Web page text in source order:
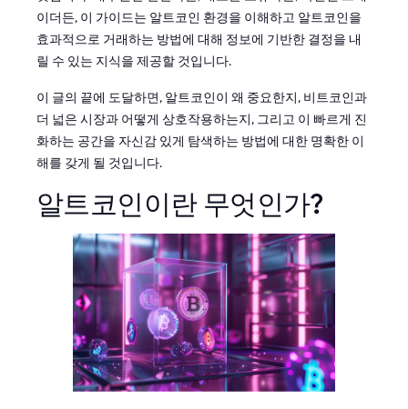
이더든, 이 가이드는 알트코인 환경을 이해하고 알트코인을
효과적으로 거래하는 방법에 대해 정보에 기반한 결정을 내
릴 수 있는 지식을 제공할 것입니다.
이 글의 끝에 도달하면, 알트코인이 왜 중요한지, 비트코인과
더 넓은 시장과 어떻게 상호작용하는지, 그리고 이 빠르게 진
화하는 공간을 자신감 있게 탐색하는 방법에 대한 명확한 이
해를 갖게 될 것입니다.
알트코인이란 무엇인가?